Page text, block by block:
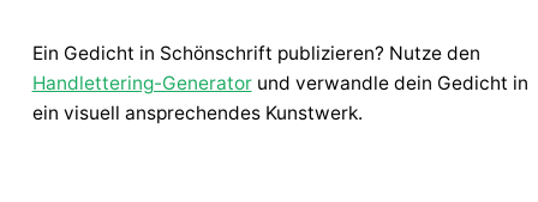
Ein Gedicht in Schönschrift publizieren? Nutze den
Handlettering-Generatorund verwandle dein Gedicht in
ein visuell ansprechendes Kunstwerk.